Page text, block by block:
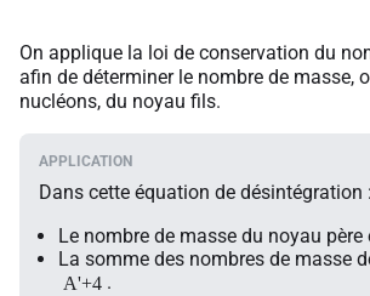
On applique la loi de conservation du
afin de déterminer le nombre de masse,
nucléons, du noyau fils.
Dans cette équation de désintégration :
Le nombre de masse du noyau père
La somme des nombres de masse
A'+4 .